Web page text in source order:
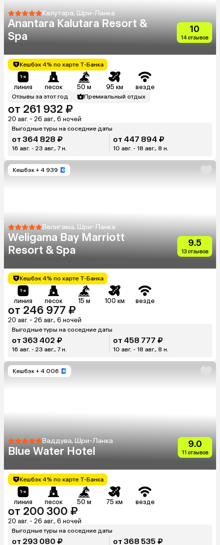
Калутара, Шри-Ланка
Anantara Kalutara Resort &
Spa
10
14 отзывов
Кешбэк 4% по карте Т-Банка
линия песок 50 м 95 км везде
Отзывы за этот год Премиальный отдых
от 261 932 ₽
20 авг. - 26 авг., 6 ночей
Выгодные туры на соседние даты
от 364 828 ₽
16 авг. - 23 авг., 7 н.
от 447 894 ₽
10 авг. - 18 авг., 8 н.
Кешбэк + 4 939
Велигама, Шри-Ланка
Weligama Bay Marriott
Resort & Spa
9.5
13 отзывов
Кешбэк 4% по карте Т-Банка
линия песок 15 м 100 км везде
от 246 977 ₽
20 авг. - 26 авг., 6 ночей
Выгодные туры на соседние даты
от 363 402 ₽
16 авг. - 23 авг., 7 н.
от 458 777 ₽
10 авг. - 18 авг., 8 н.
Кешбэк + 4 006
Ваддува, Шри-Ланка
Blue Water Hotel
9.0
11 отзывов
Кешбэк 4% по карте Т-Банка
линия песок 50 м 75 км везде
от 200 300 ₽
20 авг. - 26 авг., 6 ночей
Выгодные туры на соседние даты
от 293 080 ₽ от 368 535 ₽